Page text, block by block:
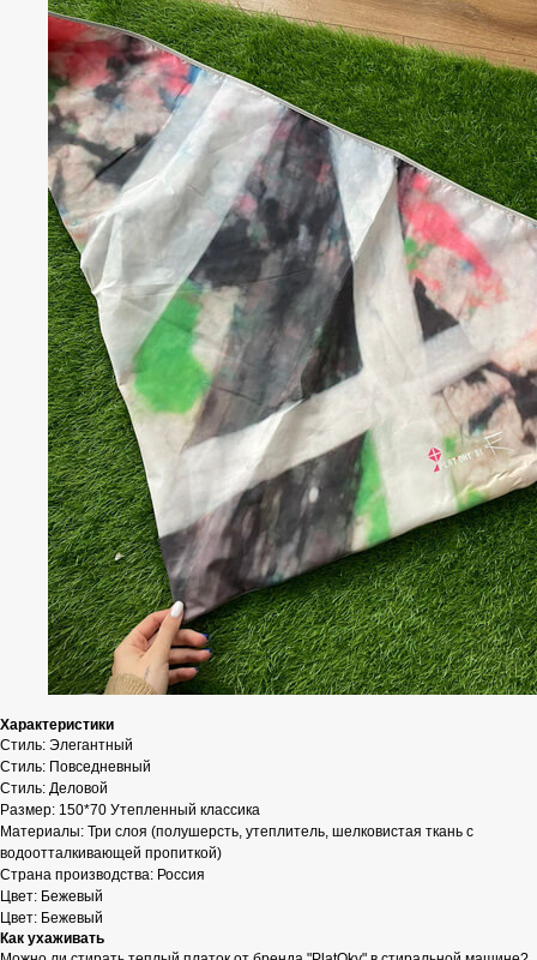
Характеристики
Стиль: Элегантный
Стиль: Повседневный
Стиль: Деловой
Размер: 150*70 Утепленный классика
Материалы: Три слоя (полушерсть, утеплитель, шелковистая ткань с
водоотталкивающей пропиткой)
Страна производства: Россия
Цвет: Бежевый
Цвет: Бежевый
Как ухаживать